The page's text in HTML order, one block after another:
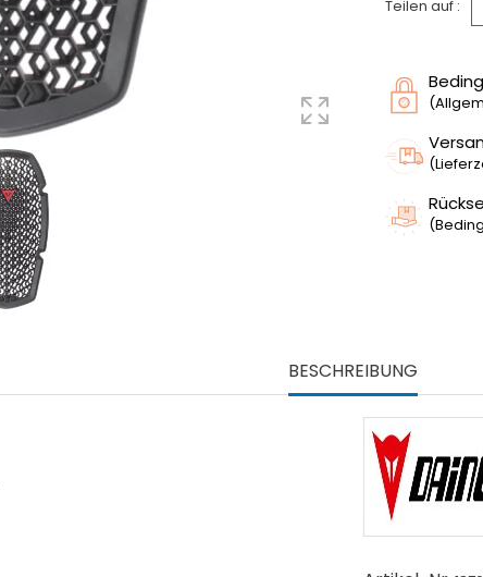
Teilen auf :
BESCHREIBUNG